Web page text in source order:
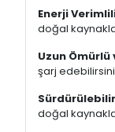
Enerji
doğal
Uzun Ömürlü
şarj
doğal